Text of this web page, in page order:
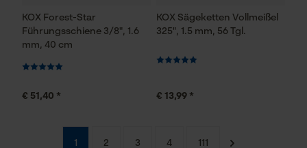
KOX Forest-Star
Führungsschiene 3/8", 1.6
mm, 40 cm
€ 51,40 *
KOX Sägeketten Vollmeißel
325", 1.5 mm, 56 Tgl.
€ 13,99 *
1 2 3 4 111
Google Global Site Tag
Microsoft Advertising Universal